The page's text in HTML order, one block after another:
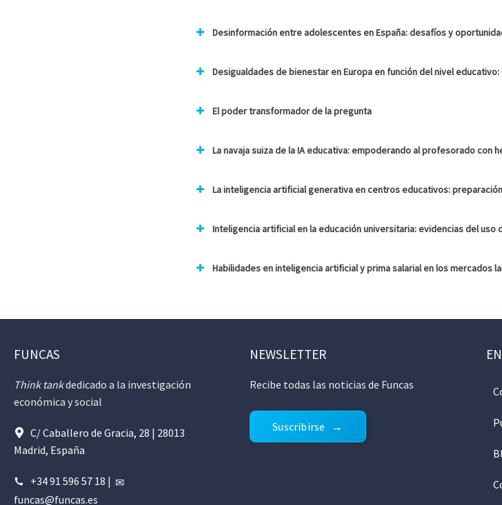
Desinformación entre adolescentes en España: desafíos y
Desigualdades de bienestar en Europa en función del nivel
El poder transformador de la pregunta
La navaja suiza de la IA educativa: empoderando al profesorado con
La inteligencia artificial generativa en centros educativos:
Inteligencia artificial en la educación universitaria: evidencias del uso
Habilidades en inteligencia artificial y prima salarial en los mercados
FUNCAS
Think tankdedicado a la investigación
económica y social
C/ Caballero de Gracia, 28 | 28013
Madrid, España
+34 91 596 57 18 |
funcas@funcas.es
NEWSLETTER
Recibe todas las noticias de Funcas
Suscribirse